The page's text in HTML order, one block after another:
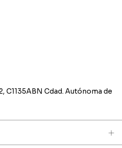
C1135ABN Cdad. Autónoma de